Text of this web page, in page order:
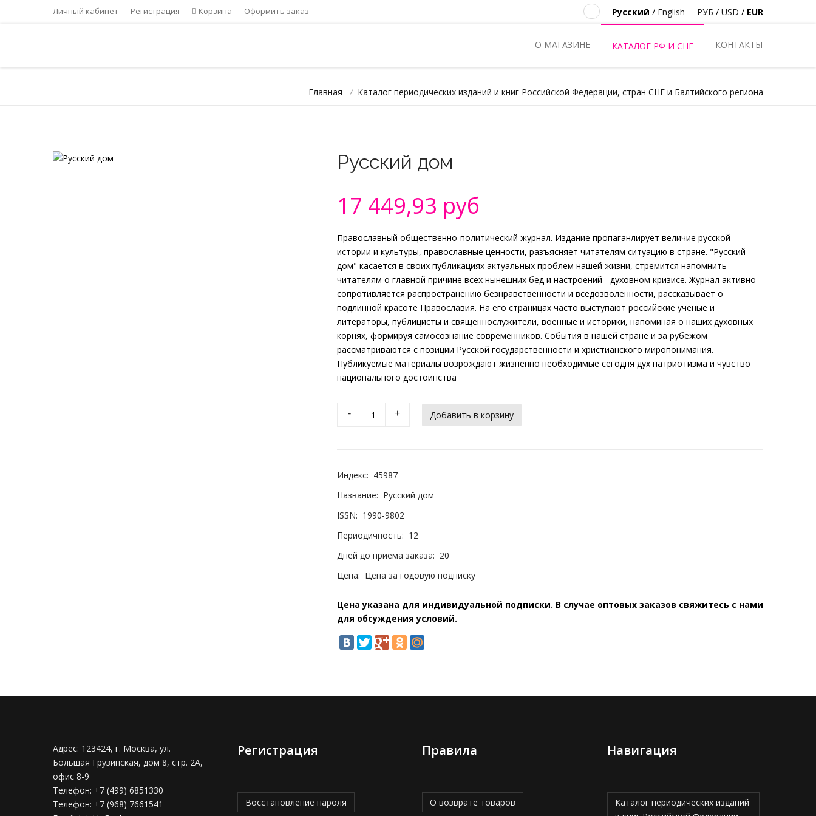
Личный кабинет Регистрация Корзина Оформить заказ РУБ / USD / EUR
Русский / English
О МАГАЗИНЕ КАТАЛОГ РФ И СНГ КОНТАКТЫ
Главная / Каталог периодических изданий и книг Российской Федерации, стран СНГ и Балтийского региона
Русский дом
17 449,93 руб
Православный общественно-политический журнал. Издание пропаганлирует величие русской
истории и культуры, православные ценности, разъясняет читателям ситуацию в стране. "Русский
дом" касается в своих публикациях актуальных проблем нашей жизни, стремится напомнить
читателям о главной причине всех нынешних бед и настроений - духовном кризисе. Журнал активно
сопротивляется распространению безнравственности и вседозволенности, рассказывает о
подлинной красоте Православия. На его страницах часто выступают российские ученые и
литераторы, публицисты и священнослужители, военные и историки, напоминая о наших духовных
корнях, формируя самосознание современников. События в нашей стране и за рубежом
рассматриваются с позиции Русской государственности и христианского миропонимания.
Публикуемые материалы возрождают жизненно необходимые сегодня дух патриотизма и чувство
национального достоинства
- +
Индекс: 45987
Название: Русский дом
ISSN: 1990-9802
Периодичность: 12
Дней до приема заказа: 20
Цена: Цена за годовую подписку
Цена указана для индивидуальной подписки. В случае оптовых заказов свяжитесь с нами
для обсуждения условий.
Адрес: 123424, г. Москва, ул.
Большая Грузинская, дом 8, стр. 2А,
офис 8-9
Телефон: +7 (499) 6851330
Телефон: +7 (968) 7661541
Регистрация
Восстановление пароля
Правила
О возврате товаров
Навигация
Каталог периодических изданий